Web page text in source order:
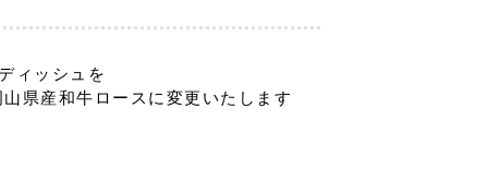
ィッシュを
産和牛ロースに変更いたします